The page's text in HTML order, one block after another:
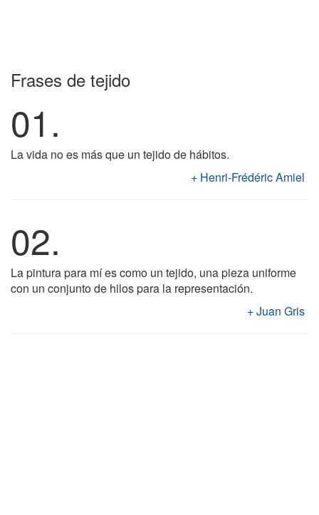
Frases de tejido
01.
La vida no es más que un tejido de hábitos.
Henri-Frédéric Amiel
02.
La pintura para mí es como un tejido, una pieza uniforme
con un conjunto de hilos para la representación.
Juan Gris